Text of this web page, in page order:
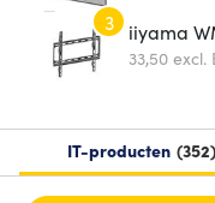
3 iiyama
33,50 excl.
IT-producten 352